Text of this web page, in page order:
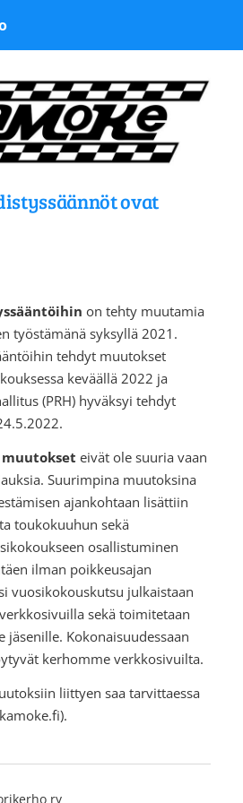
Kangasalan
ovat
on tehty muutamia
työstämänä syksyllä 2021.
tehdyt muutokset
keväällä 2022 ja
(PRH) hyväksyi tehdyt
eivät ole suuria vaan
Suurimpina muutoksina
ajankohtaan lisättiin
toukokuuhun sekä
osallistuminen
ilman poikkeusajan
vuosikokouskutsu julkaistaan
sekä toimitetaan
jäsenille. Kokonaisuudessaan
kerhomme verkkosivuilta.
liittyen saa tarvittaessa
ry